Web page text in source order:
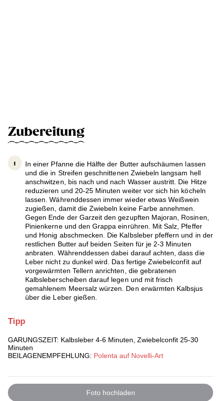
Zubereitung
In einer Pfanne die Hälfte der Butter aufschäumen lassen
und die in Streifen geschnittenen Zwiebeln langsam hell
anschwitzen, bis nach und nach Wasser austritt. Die Hitze
reduzieren und 20-25 Minuten weiter vor sich hin köcheln
lassen. Währenddessen immer wieder etwas Weißwein
zugießen, damit die Zwiebeln keine Farbe annehmen.
Gegen Ende der Garzeit den gezupften Majoran, Rosinen,
Pinienkerne und den Grappa einrühren. Mit Salz, Pfeffer
und Honig abschmecken. Die Kalbsleber pfeffern und in der
restlichen Butter auf beiden Seiten für je 2-3 Minuten
anbraten. Währenddessen dabei darauf achten, dass die
Leber nicht zu dunkel wird. Das fertige Zwiebelconfit auf
vorgewärmten Tellern anrichten, die gebratenen
Kalbsleberscheiben darauf legen und mit frisch
gemahlenem Meersalz würzen. Den erwärmten Kalbsjus
über die Leber gießen.
Tipp
GARUNGSZEIT: Kalbsleber 4-6 Minuten, Zwiebelconfit 25-30
Minuten
BEILAGENEMPFEHLUNG: Polenta auf Novelli-Art
Foto hochladen